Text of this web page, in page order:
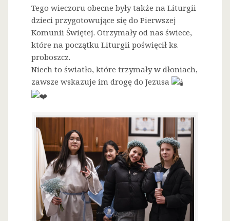
Tego wieczoru obecne były także na Liturgii
dzieci przygotowujące się do Pierwszej
Komunii Świętej. Otrzymały od nas świece,
które na początku Liturgii poświęcił ks.
proboszcz.
Niech to światło, które trzymały w dłoniach,
zawsze wskazuje im drogę do Jezusa